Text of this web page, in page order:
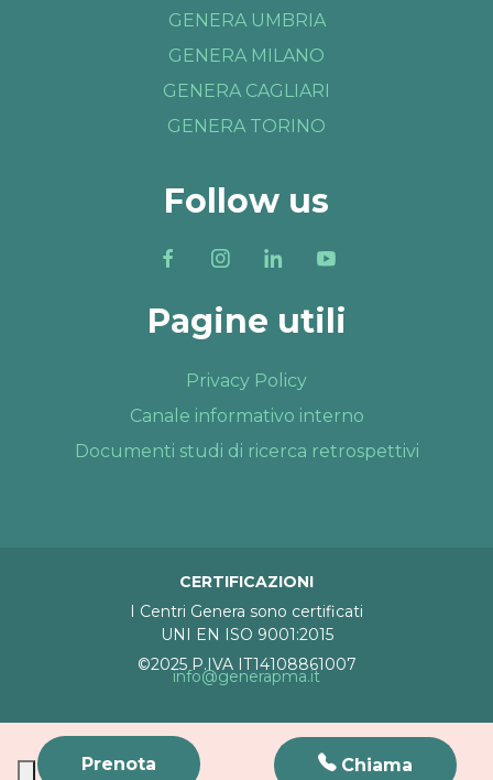
GENERA UMBRIA
GENERA MILANO
GENERA CAGLIARI
GENERA TORINO
Follow us
Pagine utili
Privacy Policy
Canale informativo interno
Documenti studi di ricerca retrospettivi
CERTIFICAZIONI
I Centri Genera sono certificati
UNI EN ISO 9001:2015
©2025 P.IVA IT14108861007
info@generapma.it
Prenota